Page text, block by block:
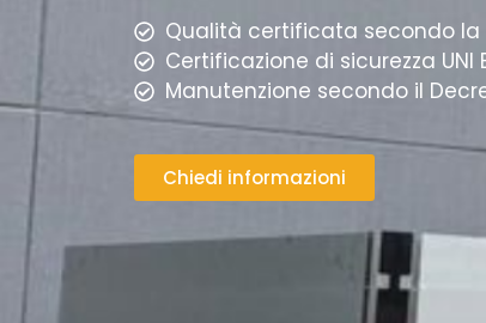
Qualità certificata secondo la
Certificazione di sicurezza UNI
Manutenzione secondo il
Chiedi informazioni